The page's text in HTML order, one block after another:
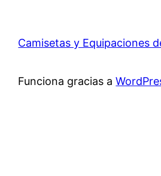
Camisetas y Equipaciones
Funciona gracias a